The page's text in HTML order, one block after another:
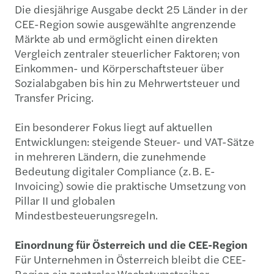
Die diesjährige Ausgabe deckt 25 Länder in der
CEE-Region sowie ausgewählte angrenzende
Märkte ab und ermöglicht einen direkten
Vergleich zentraler steuerlicher Faktoren; von
Einkommen- und Körperschaftsteuer über
Sozialabgaben bis hin zu Mehrwertsteuer und
Transfer Pricing.
Ein besonderer Fokus liegt auf aktuellen
Entwicklungen: steigende Steuer- und VAT-Sätze
in mehreren Ländern, die zunehmende
Bedeutung digitaler Compliance (z. B. E-
Invoicing) sowie die praktische Umsetzung von
Pillar II und globalen
Mindestbesteuerungsregeln.
Einordnung für Österreich und die CEE-Region
Für Unternehmen in Österreich bleibt die CEE-